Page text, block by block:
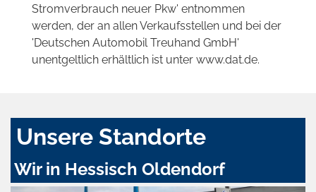
Stromverbrauch neuer Pkw' entnommen
werden, der an allen Verkaufsstellen und bei der
'Deutschen Automobil Treuhand GmbH'
unentgeltlich erhältlich ist unter www.dat.de.
Unsere Standorte
Wir in Hessisch Oldendorf